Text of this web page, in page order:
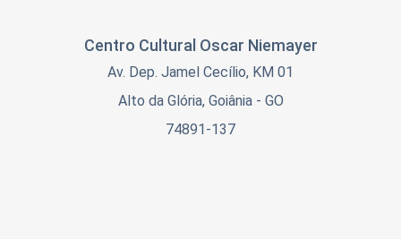
Centro Cultural Oscar Niemayer
Av. Dep. Jamel Cecílio, KM 01
Alto da Glória, Goiânia - GO
74891-137